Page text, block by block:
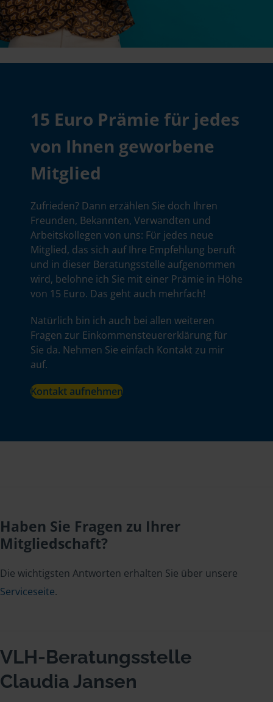
15 Euro Prämie für jedes
von Ihnen geworbene
Mitglied
Zufrieden? Dann erzählen Sie doch Ihren
Freunden, Bekannten, Verwandten und
Arbeitskollegen von uns: Für jedes neue
Mitglied, das sich auf Ihre Empfehlung beruft
und in dieser Beratungsstelle aufgenommen
wird, belohne ich Sie mit einer Prämie in Höhe
von 15 Euro. Das geht auch mehrfach!
Natürlich bin ich auch bei allen weiteren
Fragen zur Einkommensteuererklärung für
Sie da. Nehmen Sie einfach Kontakt zu mir
auf.
Kontakt aufnehmen
Haben Sie Fragen zu Ihrer
Mitgliedschaft?
Die wichtigsten Antworten erhalten Sie über unsere
Serviceseite.
VLH-Beratungsstelle
Claudia Jansen